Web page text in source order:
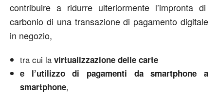
contribuire a ridurre ulteriormente l’impronta di
carbonio di una transazione di pagamento digitale
in negozio,
tra cui la virtualizzazione delle carte
e l’utilizzo di pagamenti da smartphone a
smartphone,